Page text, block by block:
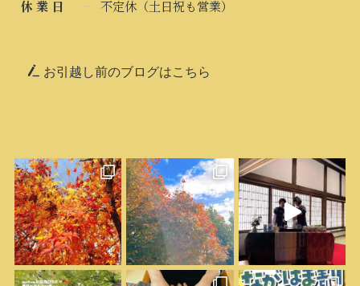
休 業 日
不定休（土日祝も営業）
お引越し前のブログはこちら